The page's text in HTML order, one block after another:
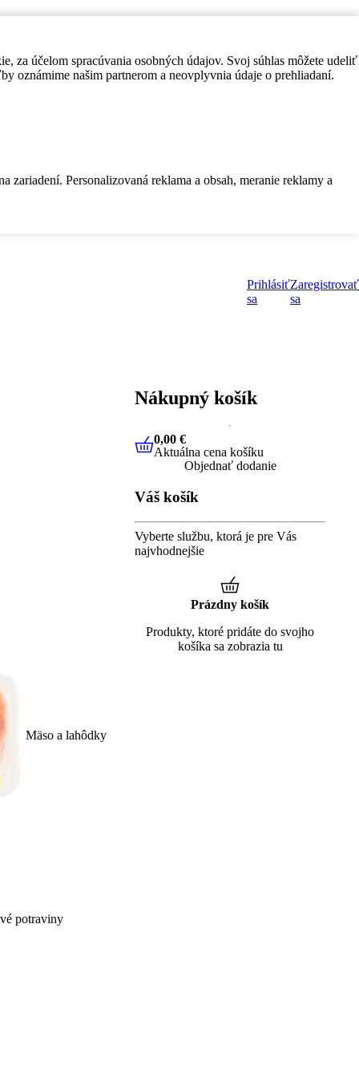
za účelom spracúvania osobných údajov. Svoj súhlas môžete udeliť
oznámime našim partnerom a neovplyvnia údaje o prehliadaní.
Personalizovaná reklama a obsah, meranie reklamy a
Prihlásiť
sa
Zaregistrovať
sa
Mäso a lahôdky
potraviny
Nákupný košík
0,00 €Aktuálna cena košíku
0,00 €
Aktuálna cena košíku
Objednať dodanie
Váš košík
Vyberte službu, ktorá je pre Vás
najvhodnejšie
Prázdny košík
Produkty, ktoré pridáte do svojho
košíka sa zobrazia tu